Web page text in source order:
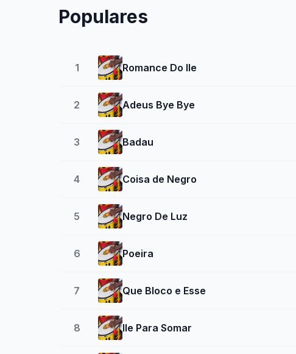
Populares
1 Romance Do Ile
2 Adeus Bye Bye
3 Badau
4 Coisa de Negro
5 Negro De Luz
6 Poeira
7 Que Bloco e Esse
8 Ile Para Somar